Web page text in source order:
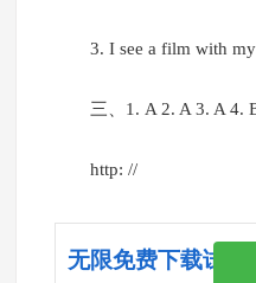
3. I see a film with
三、1. A 2. A 3. A 4.
http: //
无限免费下载试卷